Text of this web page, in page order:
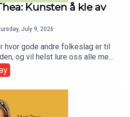
Kunsten å kle av
July 9, 2026
hvor gode andre folkeslag er til
og vil helst lure oss alle med
i to uker (minst), for